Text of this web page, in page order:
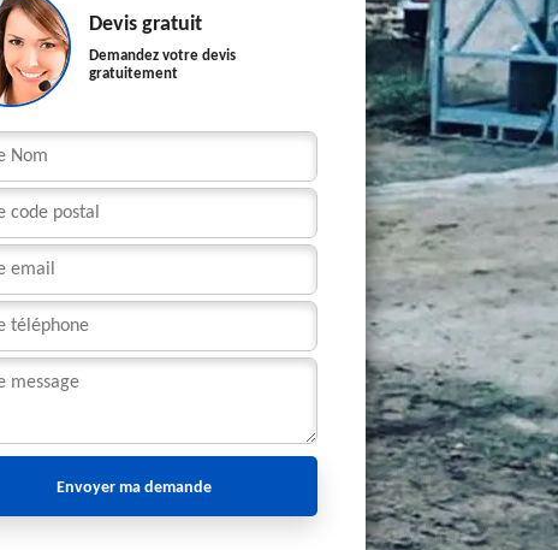
Devis gratuit
Demandez votre devis
gratuitement